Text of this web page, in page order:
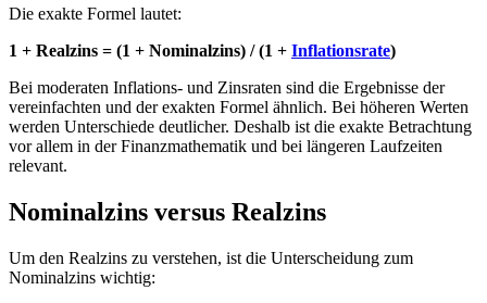
Die exakte Formel lautet:
1 + Realzins = (1 + Nominalzins) / (1 + Inflationsrate)
Bei moderaten Inflations- und Zinsraten sind die Ergebnisse der
vereinfachten und der exakten Formel ähnlich. Bei höheren Werten
werden Unterschiede deutlicher. Deshalb ist die exakte Betrachtung
vor allem in der Finanzmathematik und bei längeren Laufzeiten
relevant.
Nominalzins versus Realzins
Um den Realzins zu verstehen, ist die Unterscheidung zum
Nominalzins wichtig: